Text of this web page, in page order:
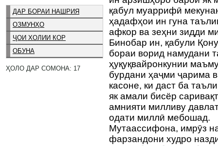
ДАР БОРАИ НАШРИЯ
ОЗМУНҲО
ҶОИ ХОЛИИ КОР
ОБУНА
ҲОЛО ДАР СОМОНА: 17
қабул муаррифӣ
ҳадафҳои ин гуна
афкор ва зеҳни зидди
Бинобар ин, қабули
бораи ворид намудани
ҳуқуқвайронкунии
бурдани ҳаҷми ҷарима
касоне, ки даст ба
як амали бисёр
амнияти милливу
одати миллӣ мебошад.
Мутаассифона, имрӯз
фарзандони худро